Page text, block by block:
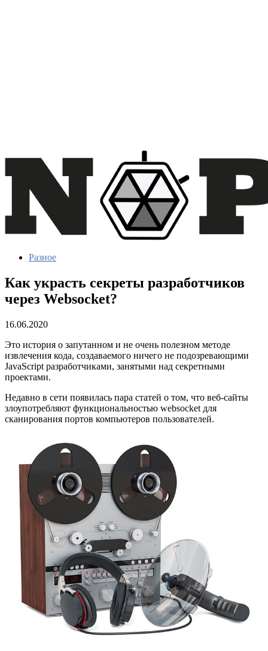
Разное
Как украсть секреты разработчиков
через Websocket?
16.06.2020
Это история о запутанном и не очень полезном методе
извлечения кода, создаваемого ничего не подозревающими
JavaScript разработчиками, занятыми над секретными
проектами.
Недавно в сети появилась пара статей о том, что веб-сайты
злоупотребляют функциональностью websocket для
сканирования портов компьютеров пользователей.